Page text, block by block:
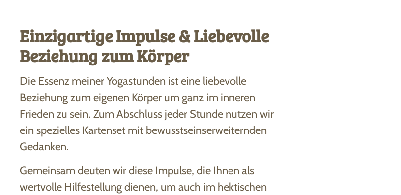
Einzigartige Impulse & Liebevolle
Beziehung zum Körper
Die Essenz meiner Yogastunden ist eine liebevolle
Beziehung zum eigenen Körper um ganz im inneren
Frieden zu sein. Zum Abschluss jeder Stunde nutzen wir
ein spezielles Kartenset mit bewusstseinserweiternden
Gedanken.
Gemeinsam deuten wir diese Impulse, die Ihnen als
wertvolle Hilfestellung dienen, um auch im hektischen